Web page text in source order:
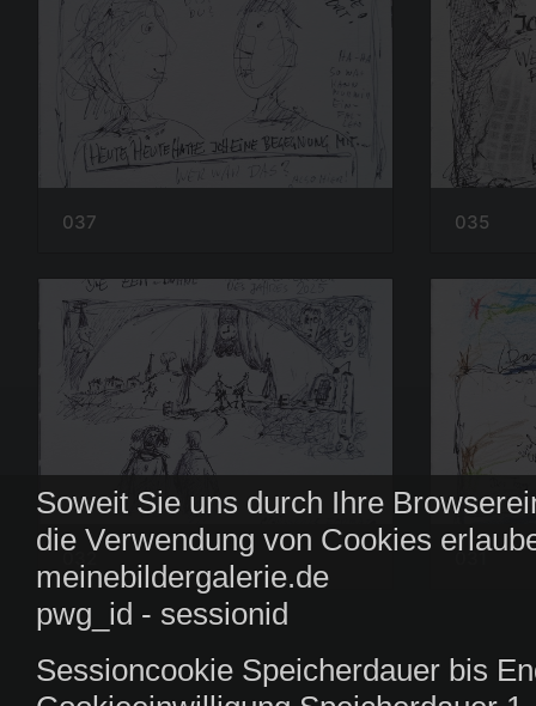
Soweit Sie uns durch Ihre
die Verwendung von Cookies
meinebildergalerie.de
pwg_id - sessionid
Sessioncookie Speicherdauer bis
037 035
032 031